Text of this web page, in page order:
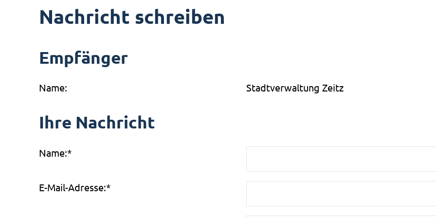
Nachricht schreiben
Empfänger
Name: Stadtverwaltung Zeitz
Ihre Nachricht
Name:*
E-Mail-Adresse:*